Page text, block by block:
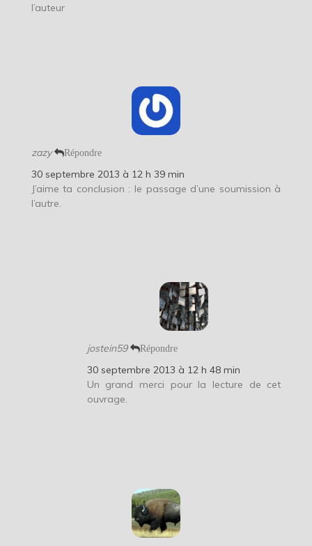
l’auteur
zazy Répondre
30 septembre 2013 à 12 h 39 min
J’aime ta conclusion : le passage d’une soumission à
l’autre.
jostein59 Répondre
30 septembre 2013 à 12 h 48 min
Un grand merci pour la lecture de cet
ouvrage.